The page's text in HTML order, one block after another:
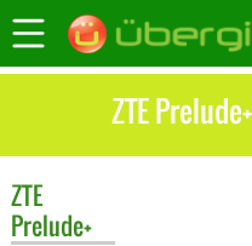
ZTE
ZTE
Prelude+